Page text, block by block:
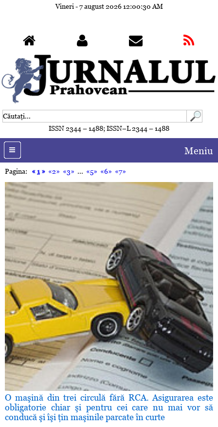
Vineri - 7 august 202612:00:33 AM
ISSN 2344 – 1488; ISSN–L 2344 – 1488
Meniu
Pagina: «1» «2» «3» ... «5» «6» «7»
O maşină din trei circulă fără RCA. Asigurarea este
obligatorie chiar şi pentru cei care nu mai vor să
conducă şi îşi ţin maşinile parcate în curte